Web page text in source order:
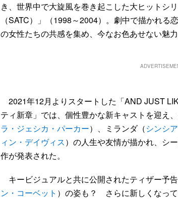
き、世界中で大旋風を巻き起こした大ヒットシ
（SATC）」（1998～2004）。劇中で描かれる
の女性たちの共感を集め、今なお色あせない魅
2021年12月よりスタートした「AND JUST
ティ新章」では、個性豊かな新キャストを迎え
ラ・ジェシカ・パーカー）、ミランダ（シンシ
ィン・デイヴィス）の人生や友情が描かれ、シ
作が発表された。
キービジュアルと共に公開されたティザー予
ン・コーベット ）の姿も？ さらに新しくなっ